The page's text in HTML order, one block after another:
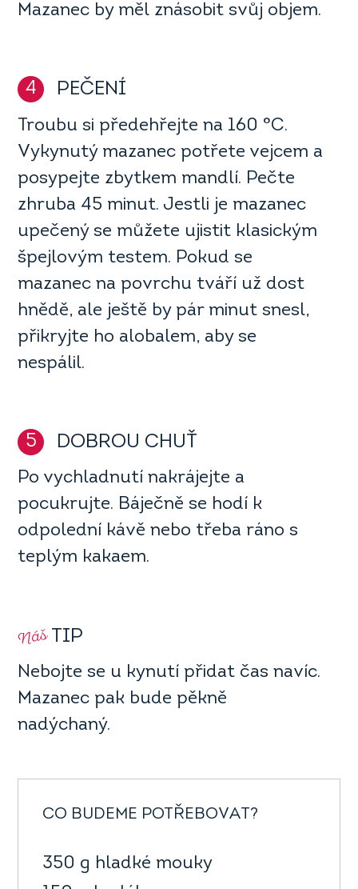
Mazanec by měl znásobit svůj objem.
4 PEČENÍ
Troubu si předehřejte na 160 °C.
Vykynutý mazanec potřete vejcem a
posypejte zbytkem mandlí. Pečte
zhruba 45 minut. Jestli je mazanec
upečený se můžete ujistit klasickým
špejlovým testem. Pokud se
mazanec na povrchu tváří už dost
hnědě, ale ještě by pár minut snesl,
přikryjte ho alobalem, aby se
nespálil.
5 DOBROU CHUŤ
Po vychladnutí nakrájejte a
pocukrujte. Báječně se hodí k
odpolední kávě nebo třeba ráno s
teplým kakaem.
NášTIP
Nebojte se u kynutí přidat čas navíc.
Mazanec pak bude pěkně
nadýchaný.
CO BUDEME POTŘEBOVAT?
350 g hladké mouky